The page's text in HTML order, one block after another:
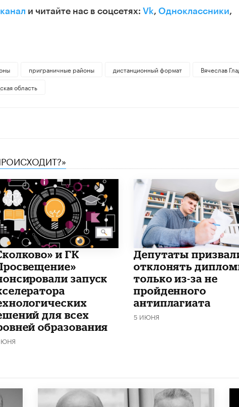
и читайте нас в соцсетях: Vk, Одноклассники,
приграничные районы дистанционный формат
Вячеслав
область
и ГК
запуск
для всех
образования
Депутаты
отклонять
только из-за не
пройденного
антиплагиата
5 ИЮНЯ